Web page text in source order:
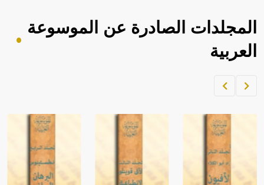
المجلدات الصادرة عن الموسوعة
العربية